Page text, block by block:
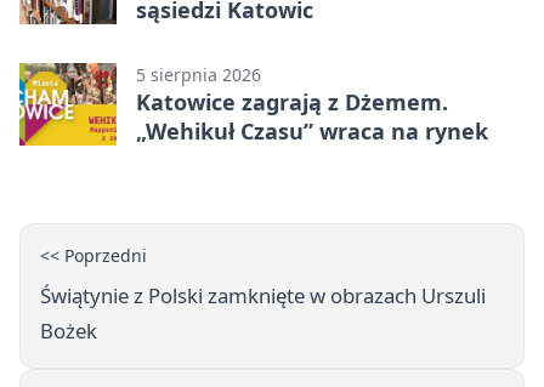
sąsiedzi Katowic
5 sierpnia 2026
Katowice zagrają z Dżemem.
„Wehikuł Czasu” wraca na rynek
<< Poprzedni
Świątynie z Polski zamknięte w obrazach Urszuli
Bożek